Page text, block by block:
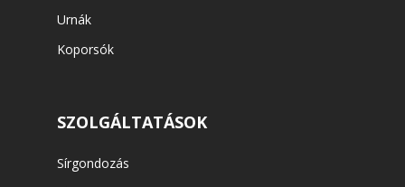
Urnák
Koporsók
SZOLGÁLTATÁSOK
Sírgondozás